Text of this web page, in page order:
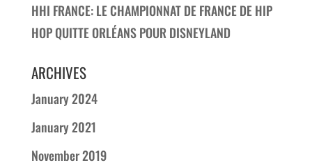
HHI FRANCE: LE CHAMPIONNAT DE FRANCE DE HIP
HOP QUITTE ORLÉANS POUR DISNEYLAND
ARCHIVES
January 2024
January 2021
November 2019